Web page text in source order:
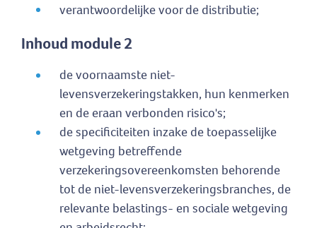
verantwoordelijke voor de distributie;
Inhoud module 2
de voornaamste niet-
levensverzekeringstakken, hun kenmerken
en de eraan verbonden risico's;
de specificiteiten inzake de toepasselijke
wetgeving betreffende
verzekeringsovereenkomsten behorende
tot de niet-levensverzekeringsbranches, de
relevante belastings- en sociale wetgeving